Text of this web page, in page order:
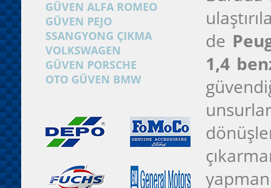
GÜVEN ALFA ROMEO
GÜVEN PEJO
SSANGYONG ÇIKMA
VOLKSWAGEN
GÜVEN PORSCHE
OTO GÜVEN BMW
de
1,4